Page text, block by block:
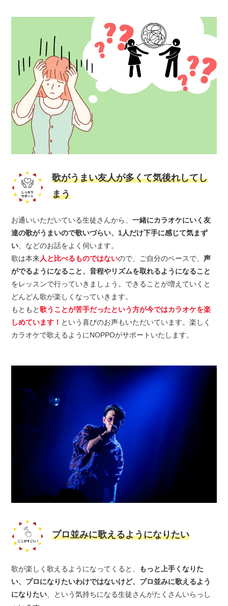
歌がうまい友人が多くて気後れしてし
まう
お通いいただいている生徒さんから、一緒にカラオケにいく友
達の歌がうまいので歌いづらい、1人だけ下手に感じて気まず
い 、などのお話をよく伺います。
歌は本来人と比べるものではないので、ご自分のペースで、声
がでるようになること、音程やリズムを取れるようになること
をレッスンで行っていきましょう。できることが増えていくと
どんどん歌が楽しくなっていきます。
もともと歌うことが苦手だったという方が今ではカラオケを楽
しめています！ という喜びのお声もいただいています。楽しく
カラオケで歌えるようにNOPPOがサポートいたします。
プロ並みに歌えるようになりたい
歌が楽しく歌えるようになってくると、 もっと上手くなりた
い、プロになりたいわけではないけど、プロ並みに歌えるよう
になりたい 、という気持ちになる生徒さんがたくさんいらっし